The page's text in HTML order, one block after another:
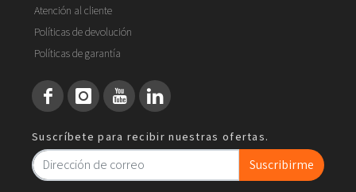
Atención al cliente
Políticas de devolución
Políticas de garantía
Suscríbete para recibir nuestras ofertas.
Suscribirme